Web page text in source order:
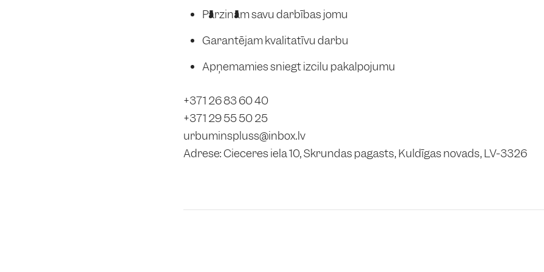
Pārzinām savu darbības jomu
Garantējam kvalitatīvu darbu
Apņemamies sniegt izcilu pakalpojumu
+371 26 83 60 40
+371 29 55 50 25
urbuminspluss@inbox.lv
Adrese: Cieceres iela 10, Skrundas pagasts, Kuldīgas novads, LV-3326